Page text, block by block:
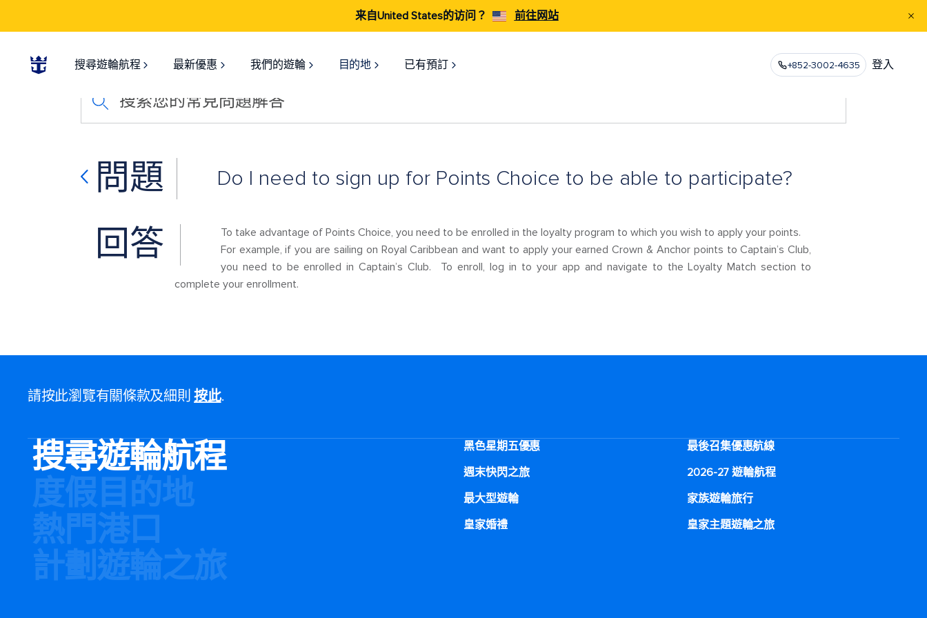
来自United States的访问？ 前往网站
搜尋遊輪航程 最新優惠 我們的遊輪 目的地 已有預訂 +852-3002-4635 登入
搜索您的常見問題解答
問題 Do I need to sign up for Points Choice to be able to participate?
回答
To take advantage of Points Choice, you need to be enrolled in the loyalty program to which you wish to apply your points.
For example, if you are sailing on Royal Caribbean and want to apply your earned Crown & Anchor points to Captain’s Club,
you need to be enrolled in Captain’s Club. To enroll, log in to your app and navigate to the Loyalty Match section to
complete your enrollment.
請按此瀏覽有關條款及細則按此.
搜尋遊輪航程
度假目的地
熱門港口
計劃遊輪之旅
黑色星期五優惠
最後召集優惠航線
週末快閃之旅
2026-27 遊輪航程
最大型遊輪
家族遊輪旅行
皇家婚禮
皇家主題遊輪之旅